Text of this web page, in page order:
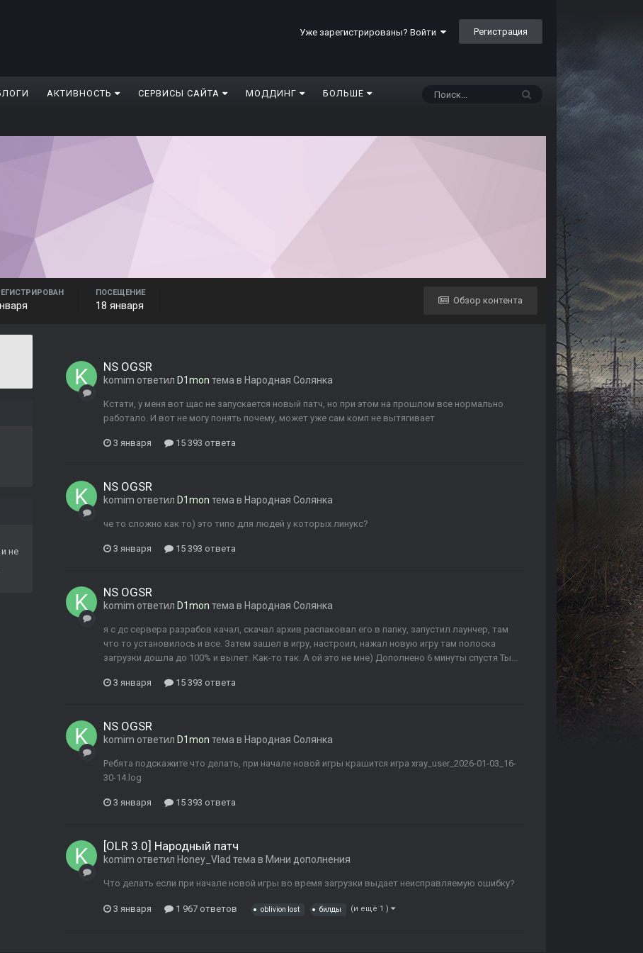
Уже зарегистрированы? Войти Регистрация
АКТИВНОСТЬ СЕРВИСЫ САЙТА МОДДИНГ БОЛЬШЕ
Обзор контента
ПОСЕЩЕНИЕ
18 января
не
NS OGSR
komim ответил D1mon тема в Народная Солянка
Кстати, у меня вот щас не запускается новый патч, но при этом на прошлом все нормально
работало. И вот не могу понять почему, может уже сам комп не вытягивает
3 января 15 393 ответа
NS OGSR
komim ответил D1mon тема в Народная Солянка
че то сложно как то) это типо для людей у которых линукс?
3 января 15 393 ответа
NS OGSR
komim ответил D1mon тема в Народная Солянка
я с дс сервера разрабов качал, скачал архив распаковал его в папку, запустил лаунчер, там
что то установилось и все. Затем зашел в игру, настроил, нажал новую игру там полоска
загрузки дошла до 100% и вылет. Как-то так. А ой это не мне) Дополнено 6 минуты спустя Ты...
3 января 15 393 ответа
NS OGSR
komim ответил D1mon тема в Народная Солянка
Ребята подскажите что делать, при начале новой игры крашится игра xray_user_2026-01-03_16-
30-14.log
3 января 15 393 ответа
[OLR 3.0] Народный патч
komim ответил Honey_Vlad тема в Мини дополнения
Что делать если при начале новой игры во время загрузки выдает неисправляемую ошибку?
3 января 1 967 ответов oblivion lost билды (и ещё 1 )